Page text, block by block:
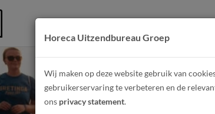
Horeca Uitzendbureau Groep
Wij maken op deze website gebruik van
gebruikerservaring te verbeteren en de
ons privacy statement.